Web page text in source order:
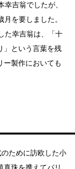
吉翁でしたが、
を要しました。
た幸吉翁は、「十
」という言葉を残
ー製作においても
ために訪欧した小
真珠を携えてパリ